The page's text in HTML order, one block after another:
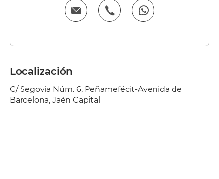
Localización
C/ Segovia Núm. 6, Peñamefécit-Avenida de
Barcelona, Jaén Capital